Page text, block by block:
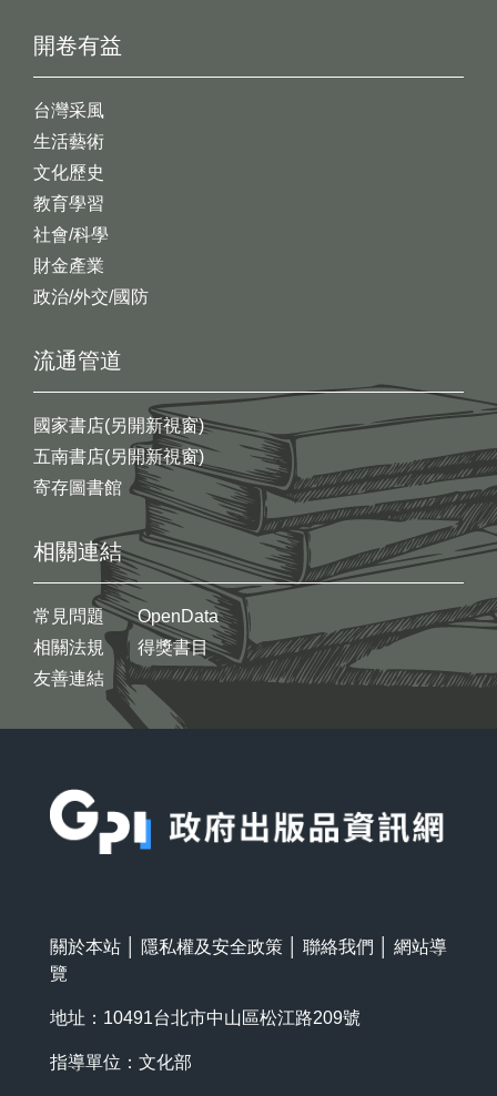
開卷有益
台灣采風
生活藝術
文化歷史
教育學習
社會/科學
財金產業
政治/外交/國防
流通管道
國家書店(另開新視窗)
五南書店(另開新視窗)
寄存圖書館
相關連結
常見問題
相關法規
友善連結
OpenData
得獎書目
關於本站 隱私權及安全政策 聯絡我們
網站導
覽
地址：10491台北市中山區松江路209號
指導單位：文化部